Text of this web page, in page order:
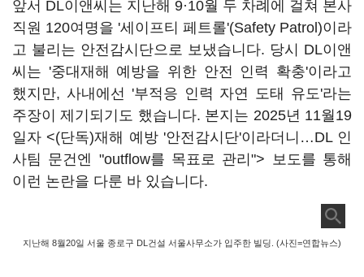
앞서 DL이앤씨는 지난해 9·10월 두 차례에 걸쳐 본사
직원 120여명을 '세이프티 페트롤'(Safety Patrol)이라
고 불리는 안전감시단으로 보냈습니다. 당시 DL이앤
씨는 '중대재해 예방을 위한 안전 인력 확충'이라고
했지만, 사내에선 '부적응 인력 자연 도태 유도'라는
주장이 제기되기도 했습니다. 본지는 2025년 11월19
일자 <(단독)재해 예방 '안전감시단'이라더니…DL 인
사팀 문건엔 "outflow를 목표로 관리"> 보도를 통해
이런 논란을 다룬 바 있습니다.
지난해 8월20일 서울 종로구 DL건설 서울사무소가 입주한 빌딩. (사진=연합뉴스)